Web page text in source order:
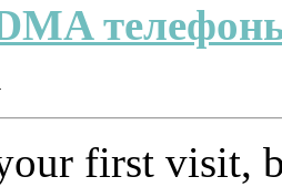
first visit,